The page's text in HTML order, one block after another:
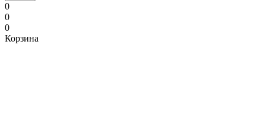
0
0
0
Корзина